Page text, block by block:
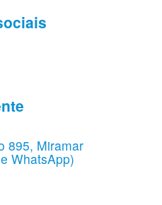
895, Miramar
WhatsApp)